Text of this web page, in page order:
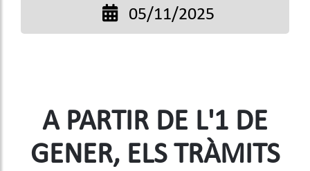
05/11/2025
A PARTIR DE L'1 DE
GENER, ELS TRÀMITS